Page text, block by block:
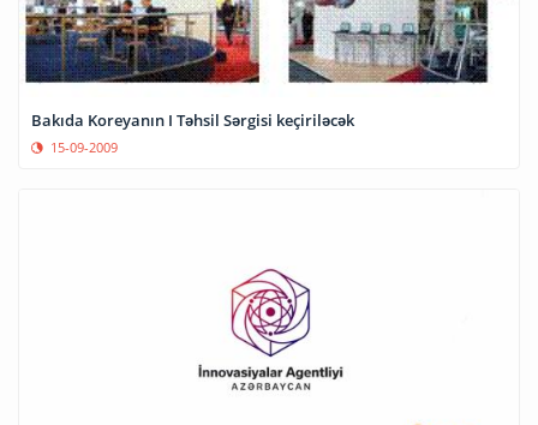
Bakıda Koreyanın I Təhsil Sərgisi keçiriləcək
15-09-2009